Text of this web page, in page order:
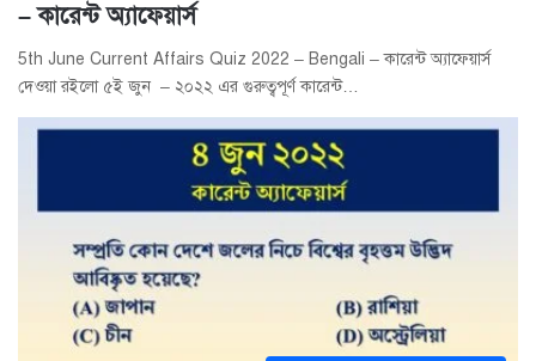
– কারেন্ট অ্যাফেয়ার্স
5th June Current Affairs Quiz 2022 – Bengali – কারেন্ট অ্যাফেয়ার্স
দেওয়া রইলো ৫ই জুন – ২০২২ এর গুরুত্বপূর্ণ কারেন্ট…